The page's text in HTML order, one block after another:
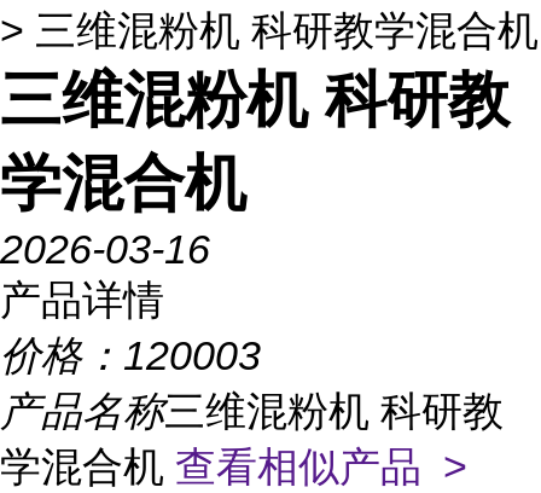
> 三维混粉机 科研教学混合机
三维混粉机 科研教
学混合机
2026-03-16
产品详情
价格： 120003
产品名称三维混粉机 科研教
学混合机 查看相似产品 >